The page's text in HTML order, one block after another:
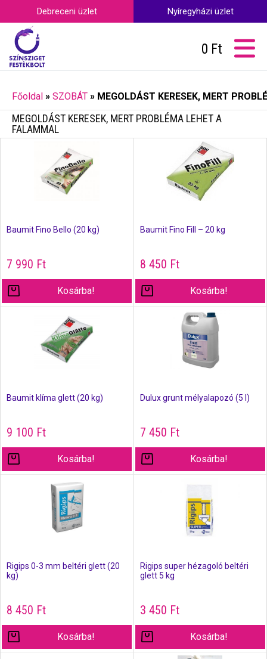
Debreceni üzlet Nyíregyházi üzlet
0 Ft
Főoldal » SZOBÁT » MEGOLDÁST KERESEK, MERT
MEGOLDÁST KERESEK, MERT PROBLÉMA LEHET A
FALAMMAL
Baumit Fino Bello (20 kg)
7 990 Ft
Kosárba!
Baumit Fino Fill – 20 kg
8 450 Ft
Kosárba!
Baumit klíma glett (20 kg)
9 100 Ft
Kosárba!
Dulux grunt mélyalapozó (5 l)
7 450 Ft
Kosárba!
Rigips 0-3 mm beltéri glett (20
kg)
8 450 Ft
Kosárba!
Rigips super hézagoló beltéri
glett 5 kg
3 450 Ft
Kosárba!